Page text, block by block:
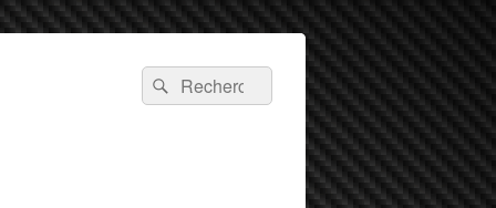
Recherche :
Rechercher